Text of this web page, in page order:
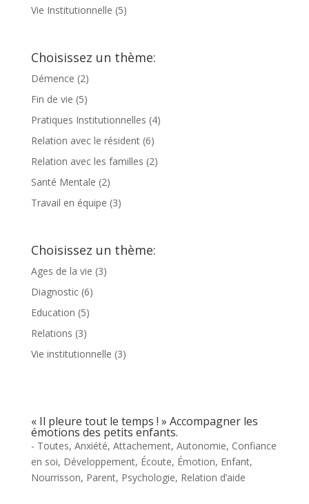
Vie Institutionnelle (5)
Choisissez un thème:
Démence (2)
Fin de vie (5)
Pratiques Institutionnelles (4)
Relation avec le résident(6)
Relation avec les familles (2)
Santé Mentale (2)
Travail en équipe (3)
Choisissez un thème:
Ages de la vie (3)
Diagnostic(6)
Education (5)
Relations (3)
Vie institutionnelle (3)
« Il pleure tout le temps ! » Accompagner les
émotions des petits enfants.
- Toutes, Anxiété, Attachement, Autonomie, Confiance
en soi, Développement, Écoute, Émotion, Enfant,
Nourrisson, Parent, Psychologie, Relation d’aide